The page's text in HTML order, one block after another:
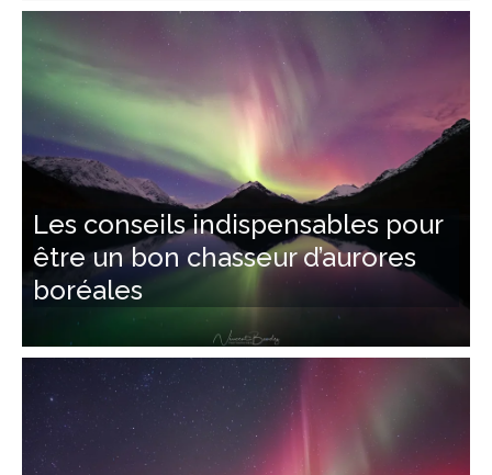
Les conseils indispensables pour
être un bon chasseur d’aurores
boréales